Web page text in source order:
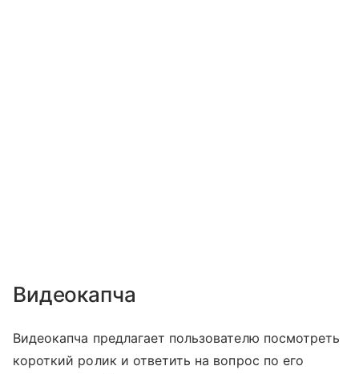
Видеокапча
Видеокапча предлагает пользователю посмотреть
короткий ролик и ответить на вопрос по его